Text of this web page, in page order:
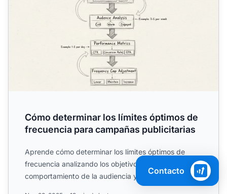
Cómo determinar los límites óptimos de
frecuencia para campañas publicitarias
Aprende cómo determinar los límites óptimos de
frecuencia analizando los objetivos de la campaña, el
comportamiento de la audiencia y los indicadores de
Contacto